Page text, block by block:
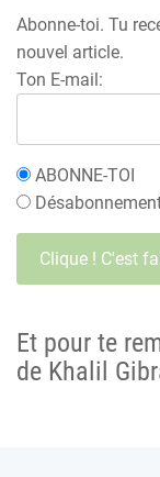
Abonne-toi. Tu
nouvel article.
Ton E-mail:
ABONNE-TOI
Et pour te
de Khalil